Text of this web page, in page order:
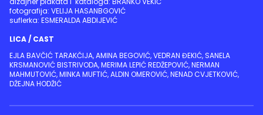
fotografija: VELIJA HASANBGOVIĆ
suflerka: ESMERALDA ABDIJEVIĆ
LICA / CAST
EJLA BAVČIĆ TARAKČIJA, AMINA BEGOVIĆ, VEDRAN ĐEKIĆ, SANELA
KRSMANOVIĆ BISTRIVODA, MERIMA LEPIĆ REDŽEPOVIĆ, NERMAN
MAHMUTOVIĆ, MINKA MUFTIĆ, ALDIN OMEROVIĆ, NENAD CVJETKOVIĆ,
DŽEJNA HODŽIĆ